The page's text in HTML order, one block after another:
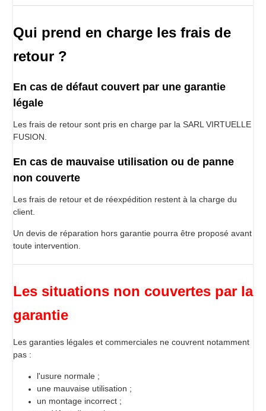
Qui prend en charge les frais de
retour ?
En cas de défaut couvert par une garantie
légale
Les frais de retour sont pris en charge par la SARL VIRTUELLE
FUSION.
En cas de mauvaise utilisation ou de panne
non couverte
Les frais de retour et de réexpédition restent à la charge du
client.
Un devis de réparation hors garantie pourra être proposé avant
toute intervention.
Les situations non couvertes par la
garantie
Les garanties légales et commerciales ne couvrent notamment
pas :
l'usure normale ;
une mauvaise utilisation ;
un montage incorrect ;